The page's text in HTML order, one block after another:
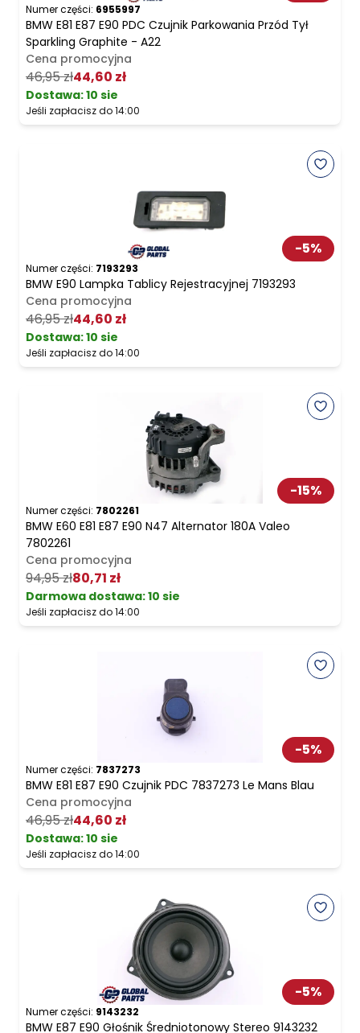
Numer części: 6955997
BMW E81 E87 E90 PDC Czujnik Parkowania Przód Tył
Sparkling Graphite - A22
Cena promocyjna
46,95 zł44,60 zł
Dostawa:10 sie
Jeśli zapłacisz do 14:00
-5%
Numer części: 7193293
BMW E90 Lampka Tablicy Rejestracyjnej 7193293
Cena promocyjna
46,95 zł44,60 zł
Dostawa:10 sie
Jeśli zapłacisz do 14:00
-15%
Numer części: 7802261
BMW E60 E81 E87 E90 N47 Alternator 180A Valeo
7802261
Cena promocyjna
94,95 zł80,71 zł
Darmowa dostawa:10 sie
Jeśli zapłacisz do 14:00
-5%
Numer części: 7837273
BMW E81 E87 E90 Czujnik PDC 7837273 Le Mans Blau
Cena promocyjna
46,95 zł44,60 zł
Dostawa:10 sie
Jeśli zapłacisz do 14:00
-5%
Numer części: 9143232
BMW E87 E90 Głośnik Średniotonowy Stereo 9143232